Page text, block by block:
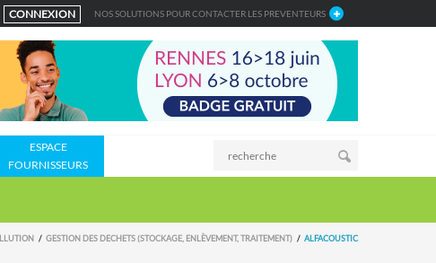
CONNEXION NOS SOLUTIONS POUR CONTACTER LES PREVENTEURS
ESPACE
FOURNISSEURS
GESTION DES DECHETS (STOCKAGE, ENLÈVEMENT, TRAITEMENT) ALFACOUSTIC